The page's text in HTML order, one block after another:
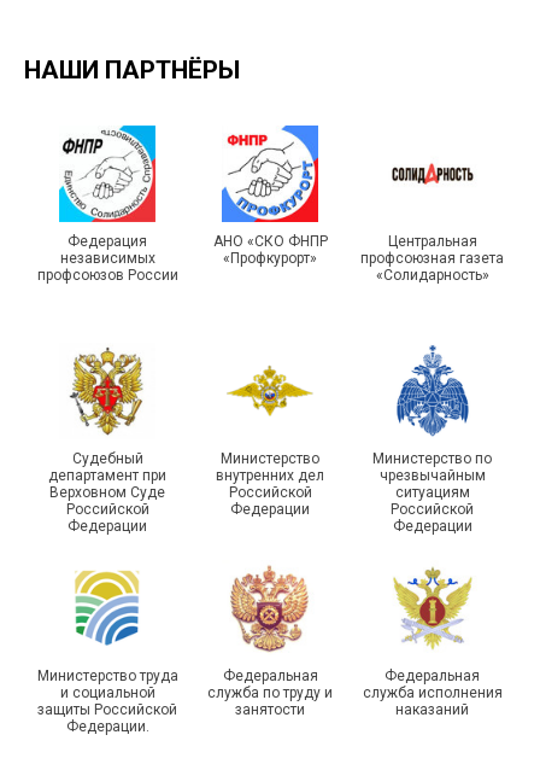
IX Туристический слёт
Московской городской
организации Профсоюза
Турслет и Спартакиада –
праздники спорта и
туризма прошли в Омской
области
Чествование ветеранов
боевых действий
Самарской области
Подписано соглашение с
области
НАШИ ПАРТНЁРЫ
Федерация
независимых
профсоюзов России
АНО «СКО ФНПР
«Профкурорт»
Центральная
профсоюзная газета
«Солидарность»
Судебный
департамент при
Верховном Суде
Российской
Федерации
Министерство
внутренних дел
Российской
Федерации
Министерство по
чрезвычайным
ситуациям
Российской
Федерации
Министерство труда
и социальной
защиты Российской
Федерации.
Федеральная
служба по труду и
занятости
Федеральная
служба исполнения
наказаний